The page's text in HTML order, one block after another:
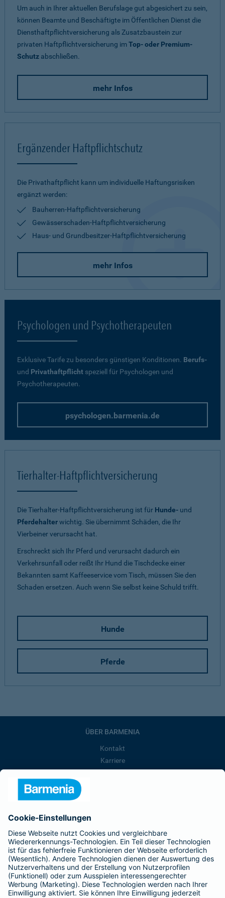
Um auch in Ihrer aktuellen Berufslage gut abgesichert zu sein,
können Beamte und Beschäftigte im Öffentlichen Dienst die
Diensthaftpflichtversicherung als Zusatzbaustein zur
privaten Haftpflichtversicherung imTop- oder Premium-
Schutz abschließen.
mehr Infos
Ergänzender Haftpflichtschutz
Die Privathaftpflicht kann um individuelle Haftungsrisiken
ergänzt werden:
Bauherren-Haftpflichtversicherung
Gewässerschaden-Haftpflichtversicherung
Haus- und Grundbesitzer-Haftpflichtversicherung
mehr Infos
Psychologen und Psychotherapeuten
Exklusive Tarife zu besonders günstigen Konditionen. Berufs-
und Privathaftpflicht speziell für Psychologen und
Psychotherapeuten.
psychologen.barmenia.de
Tierhalter-Haftpflichtversicherung
Die Tierhalter-Haftpflichtversicherung ist für Hunde- und
Pferdehalterwichtig. Sie übernimmt Schäden, die Ihr
Vierbeiner verursacht hat.
Erschreckt sich Ihr Pferd und verursacht dadurch ein
Verkehrsunfall oder reißt Ihr Hund die Tischdecke einer
Bekannten samt Kaffeeservice vom Tisch, müssen Sie den
Schaden ersetzen. Auch wenn Sie selbst keine Schuld trifft.
Hunde
Pferde
ÜBER BARMENIA
Kontakt
Karriere
Barmenia ist Teil der BarmeniaGothaer
BELIEBTE SEITEN
Kranken-Zusatzversicherung
Tierversicherungen
Haftpflichtversicherung
Hausratversicherung